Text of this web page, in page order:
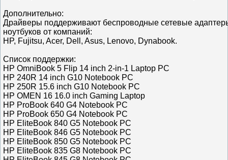
Дополнительно:
Драйверы поддерживают беспроводные сетевые
ноутбуков от компаний:
HP, Fujitsu, Acer, Dell, Asus, Lenovo, Dynabook.
Список поддержки:
HP OmniBook 5 Flip 14 inch 2-in-1 Laptop PC
HP 240R 14 inch G10 Notebook PC
HP 250R 15.6 inch G10 Notebook PC
HP OMEN 16 16.0 inch Gaming Laptop
HP ProBook 640 G4 Notebook PC
HP ProBook 650 G4 Notebook PC
HP EliteBook 840 G5 Notebook PC
HP EliteBook 846 G5 Notebook PC
HP EliteBook 850 G5 Notebook PC
HP EliteBook 835 G8 Notebook PC